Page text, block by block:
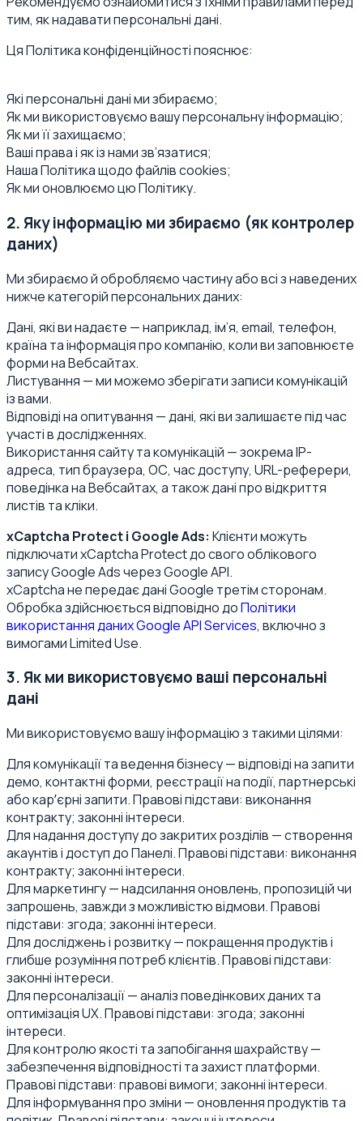
тим, як надавати персональні дані.
Ця Політика конфіденційності пояснює:
Які персональні дані ми збираємо;
Як ми використовуємо вашу персональну інформацію;
Як ми її захищаємо;
Ваші права і як із нами зв’язатися;
Наша Політика щодо файлів cookies;
Як ми оновлюємо цю Політику.
2. Яку інформацію ми збираємо (як контролер
даних)
Ми збираємо й обробляємо частину або всі з наведених
нижче категорій персональних даних:
Дані, які ви надаєте — наприклад, ім’я, email, телефон,
країна та інформація про компанію, коли ви заповнюєте
форми на Вебсайтах.
Листування — ми можемо зберігати записи комунікацій
із вами.
Відповіді на опитування — дані, які ви залишаєте під час
участі в дослідженнях.
Використання сайту та комунікацій — зокрема IP-
адреса, тип браузера, ОС, час доступу, URL-реферери,
поведінка на Вебсайтах, а також дані про відкриття
листів та кліки.
xCaptcha Protect і Google Ads: Клієнти можуть
підключати xCaptcha Protect до свого облікового
запису Google Ads через Google API.
xCaptcha не передає дані Google третім сторонам.
Обробка здійснюється відповідно доПолітики
використання даних Google API Services, включно з
вимогами Limited Use.
3. Як ми використовуємо ваші персональні
дані
Ми використовуємо вашу інформацію з такими цілями:
Для комунікації та ведення бізнесу — відповіді на запити
демо, контактні форми, реєстрації на події, партнерські
або карʼєрні запити. Правові підстави: виконання
контракту; законні інтереси.
Для надання доступу до закритих розділів — створення
акаунтів і доступ до Панелі. Правові підстави: виконання
контракту; законні інтереси.
Для маркетингу — надсилання оновлень, пропозицій чи
запрошень, завжди з можливістю відмови. Правові
підстави: згода; законні інтереси.
Для досліджень і розвитку — покращення продуктів і
глибше розуміння потреб клієнтів. Правові підстави:
законні інтереси.
Для персоналізації — аналіз поведінкових даних та
оптимізація UX. Правові підстави: згода; законні
інтереси.
Для контролю якості та запобігання шахрайству —
забезпечення відповідності та захист платформи.
Правові підстави: правові вимоги; законні інтереси.
Для інформування про зміни — оновлення продуктів та